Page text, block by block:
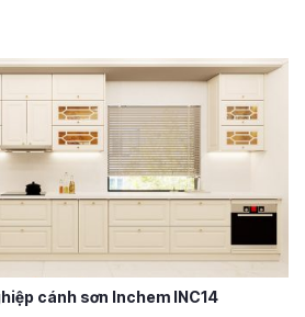
cánh sơn Inchem INC14